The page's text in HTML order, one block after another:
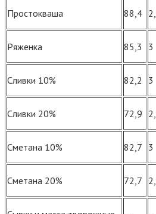
Простокваша 88,4
Ряженка 85,3 3
Сливки 10% 82,2 3
Сливки 20% 72,9
Сметана 10% 82,7 3
Сметана 20% 72,7